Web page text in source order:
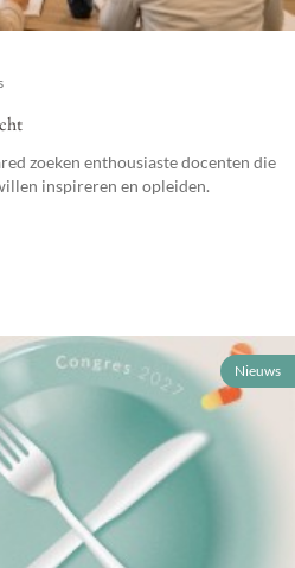
zoeken enthousiaste docenten die
inspireren en opleiden.
Nieuws